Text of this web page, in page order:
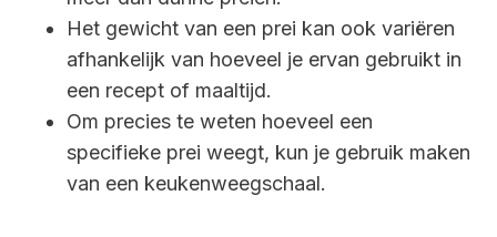
Het gewicht van een prei kan ook variëren
afhankelijk van hoeveel je ervan gebruikt in
een recept of maaltijd.
Om precies te weten hoeveel een
specifieke prei weegt, kun je gebruik maken
van een keukenweegschaal.